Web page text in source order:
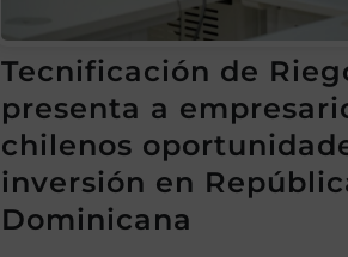
Tecnificación de
presenta a
chilenos
inversión en
Dominicana